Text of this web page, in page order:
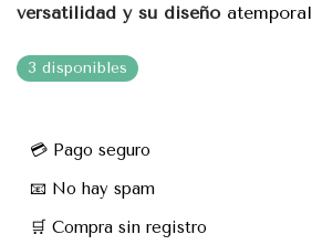
versatilidad y su diseñoatemporal
3 disponibles
💳 Pago seguro
📧 No hay spam
🛒 Compra sin registro